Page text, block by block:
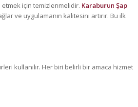
için temizlenmelidir. Karaburun Şap
ve uygulamanın kalitesini artırır. Bu ilk
kullanılır. Her biri belirli bir amaca hizmet